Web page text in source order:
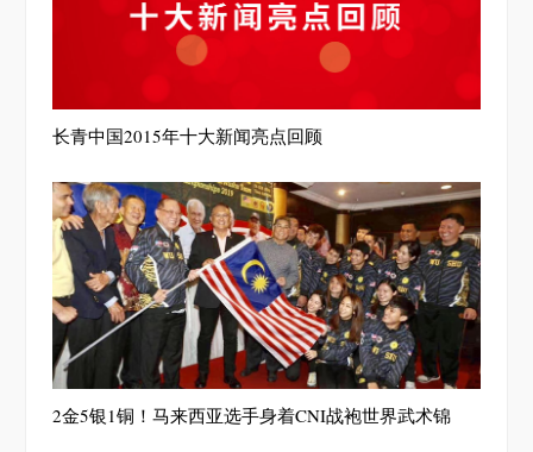
长青中国2015年十大新闻亮点回顾
2金5银1铜！马来西亚选手身着CNI战袍世界武术锦